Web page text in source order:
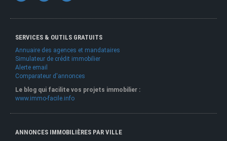
SERVICES & OUTILS GRATUITS
Annuaire des agences et mandataires
Simulateur de crédit immobilier
Alerte email
Comparateur d'annonces
Le blog qui facilite vos projets immobilier :
www.immo-facile.info
ANNONCES IMMOBILIÈRES PAR VILLE